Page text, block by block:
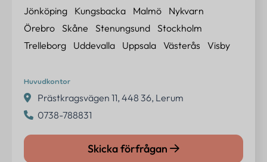
Kontakta oss
info@eventtjanster.se
Adress
Sverige
Jönköping
Kungsbacka Malmö
Nykvarn
Örebro Skåne Stenungsund Stockholm
Trelleborg
Uddevalla Uppsala Västerås Visby
Huvudkontor
Prästkragsvägen 11, 448 36, Lerum
0738-788831
Skicka förfrågan